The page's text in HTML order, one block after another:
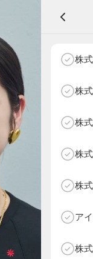
A
株
株
株
株
株
ア
株